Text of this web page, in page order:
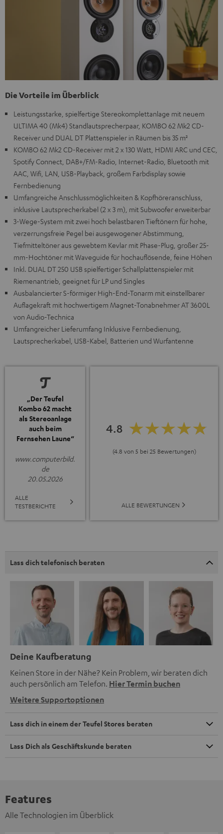
Die Vorteile im Überblick
Leistungsstarke, spielfertige Stereokomplettanlage mit neuem
ULTIMA 40 (Mk4) Standlautsprecherpaar, KOMBO 62 Mk2 CD-
Receiver und DUAL DT Plattenspieler in Räumen bis 35 m²
KOMBO 62 Mk2 CD-Receiver mit 2 x 130 Watt, HDMI ARC und CEC,
Spotify Connect, DAB+/FM-Radio, Internet-Radio, Bluetooth mit
AAC, Wifi, LAN, USB-Playback, großem Farbdisplay sowie
Fernbedienung
Umfangreiche Anschlussmöglichkeiten & Kopfhöreranschluss,
inklusive Lautsprecherkabel (2 x 3 m), mit Subwoofer erweiterbar
3-Wege-System mit zwei hoch belastbaren Tieftönern für hohe,
verzerrungsfreie Pegel bei ausgewogener Abstimmung,
Tiefmitteltöner aus gewebtem Kevlar mit Phase-Plug, großer 25-
mm-Hochtöner mit Waveguide für hochauflösende, feine Höhen
Inkl. DUAL DT 250 USB spielfertiger Schallplattenspieler mit
Riemenantrieb, geeignet für LP und Singles
Ausbalancierter S-förmiger High-End-Tonarm mit einstellbarer
Auflagekraft mit hochwertigem Magnet-Tonabnehmer AT 3600L
von Audio-Technica
Umfangreicher Lieferumfang Inklusive Fernbedienung,
Lautsprecherkabel, USB-Kabel, Batterien und Wurfantenne
„Der Teufel
Kombo 62 macht
als Stereoanlage
auch beim
Fernsehen Laune“
www.computerbild.
de
20.05.2026
ALLE
TESTBERICHTE
4.8
(4.8 von 5 bei 25 Bewertungen)
ALLE BEWERTUNGEN
Lass dich telefonisch beraten
Deine Kaufberatung
Keinen Store in der Nähe? Kein Problem, wir beraten dich
auch persönlich am Telefon. Hier Termin buchen
Weitere Supportoptionen
Lass dich in einem der Teufel Stores beraten
Lass Dich als Geschäftskunde beraten
Features
Alle Technologien im Überblick